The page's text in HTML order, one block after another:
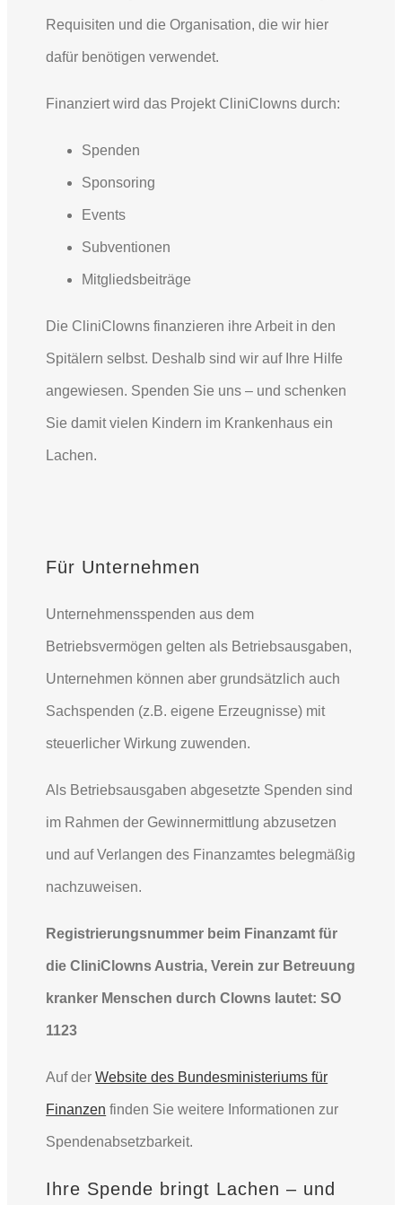
Requisiten und die Organisation, die wir hier
dafür benötigen verwendet.
Finanziert wird das Projekt CliniClowns durch:
Spenden
Sponsoring
Events
Subventionen
Mitgliedsbeiträge
Die CliniClowns finanzieren ihre Arbeit in den
Spitälern selbst. Deshalb sind wir auf Ihre Hilfe
angewiesen. Spenden Sie uns – und schenken
Sie damit vielen Kindern im Krankenhaus ein
Lachen.
Für Unternehmen
Unternehmensspenden aus dem
Betriebsvermögen gelten als Betriebsausgaben,
Unternehmen können aber grundsätzlich auch
Sachspenden (z.B. eigene Erzeugnisse) mit
steuerlicher Wirkung zuwenden.
Als Betriebsausgaben abgesetzte Spenden sind
im Rahmen der Gewinnermittlung abzusetzen
und auf Verlangen des Finanzamtes belegmäßig
nachzuweisen.
Registrierungsnummer beim Finanzamt für
die CliniClowns Austria, Verein zur Betreuung
kranker Menschen durch Clowns lautet: SO
1123
Auf derWebsite des Bundesministeriums für
Finanzen finden Sie weitere Informationen zur
Spendenabsetzbarkeit.
Ihre Spende bringt Lachen – und